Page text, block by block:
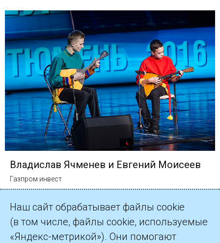
Владислав Ячменев и Евгений Моисеев
Газпром инвест
Наш сайт обрабатывает файлы cookie
(в том числе, файлы cookie, используемые
«Яндекс-метрикой»). Они помогают